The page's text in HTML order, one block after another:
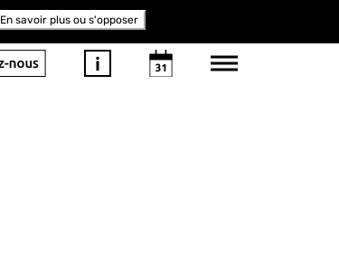
En savoir plus ou s'opposer